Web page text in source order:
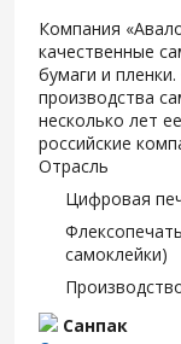
Компания
качественные
бумаги и
производства
несколько лет
российские
Отрасль
Цифровая
самоклейки)
Санпак